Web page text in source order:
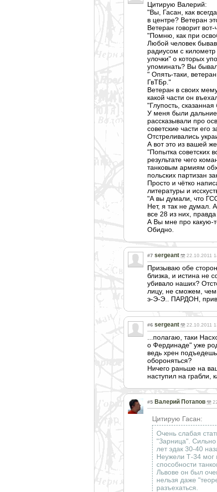
Цитирую Валерий:
"Вы, Гасан, как
в центре? Ветеран
Ветеран говорит вот-
"Помню, как при
Любой человек
радиусом с
улочки" о которых
упоминать? Вы
" Опять-таки,
ГвТБр."
Ветеран в своих
какой части он
"Глупость,
У меня были
рассказывали про
советские части
Отстреливались
А вот это из вашей
"Попытка советских
результате чего
танковым армиям
польских партизан
Просто и чётко
литературы и
"А вы думали, что
Нет, я так не думал.
все 28 из них,
А Вы мне про какую-
Обидно.
#7 sergeant 22.10.2011
Призываю обе
близка, и истина не
убивало наших?
лицу, не сможем, чем
э-Э-Э.. ПАРДОН,
#6 sergeant 22.10.2011
...полагаю, таки
о Фердинаде" уже
ведь хрен
обороняться?
Ничего раньше на
наступил на грабли,
#5 Валерий Потапов
Цитирую Гасан:
Очень слабая
"Зарница". Сильно
лет эдак 30-40
Неужели Т-34 мог
способности
Львове он был
нельзя даже
разъехаться.